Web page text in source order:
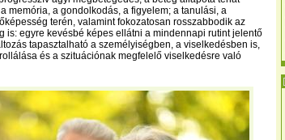
memória, a gondolkodás, a figyelem; a tanulási, a
terén, valamint fokozatosan rosszabbodik az
is: egyre kevésbé képes ellátni a mindennapi rutint jelentő
tapasztalható a személyiségben, a viselkedésben is,
és a szituációnak megfelelő viselkedésre való